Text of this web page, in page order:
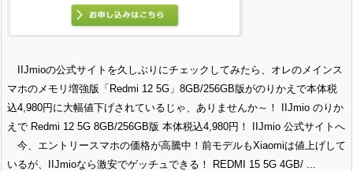
IIJmioの公式サイトを久しぶりにチェックしてみたら、オレのメインス
マホのメモリ増強版「Redmi 12 5G」8GB/256GB版がのりかえで本体税
込4,980円に大幅値下げされているじゃ、ありませんか～！ IIJmio のりか
えで Redmi 12 5G 8GB/256GB版 本体税込4,980円！ IIJmio 公式サイトへ
今、エントリースマホの価格が高騰中！前モデルもXiaomiは値上げして
いるが、IIJmioなら激安でゲッチュできる！ REDMI 15 5G 4GB/ ...